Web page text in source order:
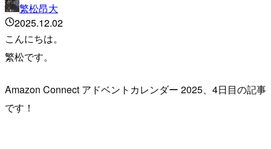
繁松昂大
2025.12.02
こんにちは。
繁松です。
Amazon Connect アドベントカレンダー 2025、4日目の記事
です！